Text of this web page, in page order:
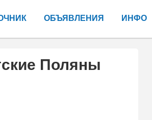
ОБЪЯВЛЕНИЯ ИНФО
Поляны